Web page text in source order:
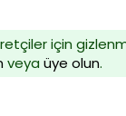
için
veya üye olun.